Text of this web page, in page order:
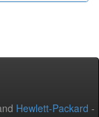
Hewlett-Packard -